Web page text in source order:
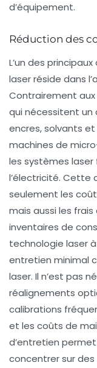
d’équipement.
Réduction des
L’un des
laser réside dans
Contrairement aux
qui nécessitent
encres, solvants
machines de
les systèmes
l’électricité. Cette
seulement les
mais aussi les
inventaires de
technologie laser
entretien minimal
laser. Il n’est pas
réalignements
calibrations
et les coûts de
d’entretien
concentrer sur